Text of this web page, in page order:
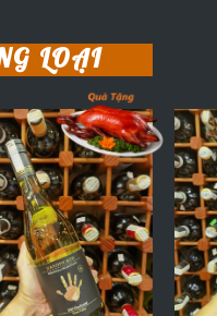
LOẠI